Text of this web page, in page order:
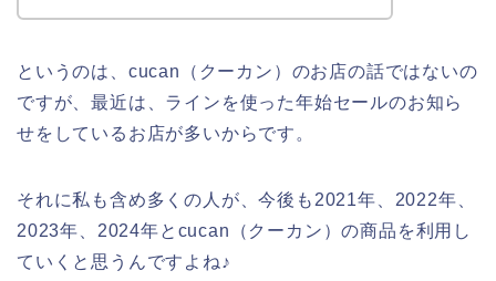
というのは、cucan（クーカン）のお店の話ではないの
ですが、最近は、ラインを使った年始セールのお知ら
せをしているお店が多いからです。
それに私も含め多くの人が、今後も2021年、2022年、
2023年、2024年とcucan（クーカン）の商品を利用し
ていくと思うんですよね♪